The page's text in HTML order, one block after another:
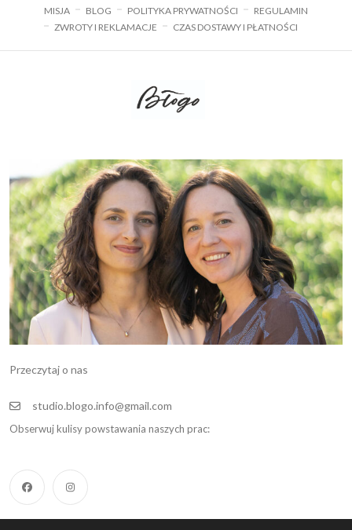
MISJA BLOG POLITYKA PRYWATNOŚCI
REGULAMIN
ZWROTY I REKLAMACJE
CZAS DOSTAWY I PŁATNOŚCI
Przeczytaj o nas
studio.blogo.info@gmail.com
Obserwuj kulisy powstawania naszych prac: